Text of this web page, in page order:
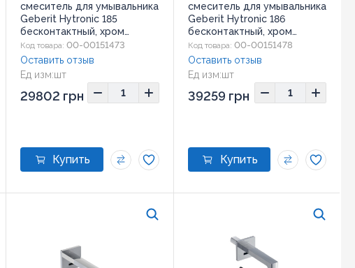
смеситель для умывальника
Geberit Hytronic 185
бесконтактный, хром
(116.235.21.1)
Код товара: 00-00151473
Ед изм:шт
Оставить отзыв
29802 грн
смеситель для умывальника
Geberit Hytronic 186
бесконтактный, хром
(116.256.21.1)
Код товара: 00-00151478
Ед изм:шт
Оставить отзыв
39259 грн